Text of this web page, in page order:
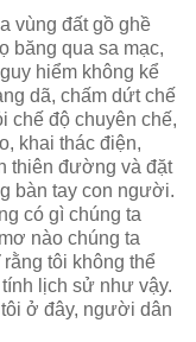
vùng đất gồ ghề
băng qua sa mạc,
hiểm không kể
dã, chấm dứt chế
chế độ chuyên chế,
khai thác điện,
thiên đường và đặt
bàn tay con người.
có gì chúng ta
nào chúng ta
tôi không thể
lịch sử như vậy.
ở đây, người dân